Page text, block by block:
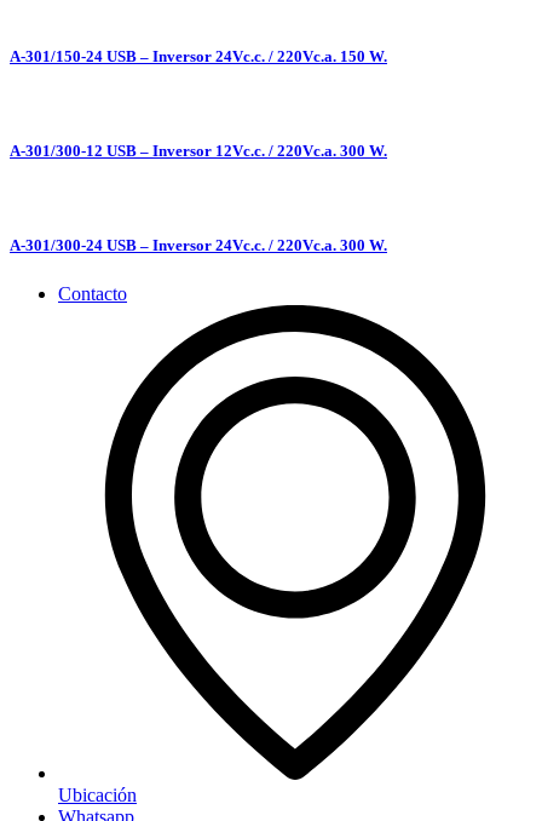
A-301/150-24 USB – Inversor 24Vc.c. / 220Vc.a. 150 W.
A-301/300-12 USB – Inversor 12Vc.c. / 220Vc.a. 300 W.
A-301/300-24 USB – Inversor 24Vc.c. / 220Vc.a. 300 W.
Contacto
Ubicación
Whatsapp